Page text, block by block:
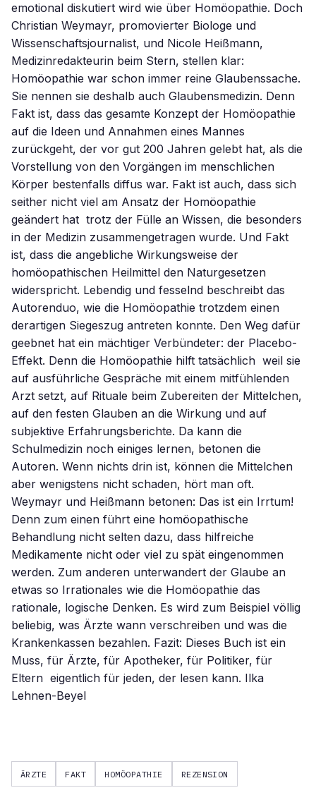
emotional diskutiert wird wie über Homöopathie. Doch
Christian Weymayr, promovierter Biologe und
Wissenschaftsjournalist, und Nicole Heißmann,
Medizinredakteurin beim Stern, stellen klar:
Homöopathie war schon immer reine Glaubenssache.
Sie nennen sie deshalb auch Glaubensmedizin. Denn
Fakt ist, dass das gesamte Konzept der Homöopathie
auf die Ideen und Annahmen eines Mannes
zurückgeht, der vor gut 200 Jahren gelebt hat, als die
Vorstellung von den Vorgängen im menschlichen
Körper bestenfalls diffus war. Fakt ist auch, dass sich
seither nicht viel am Ansatz der Homöopathie
geändert hat  trotz der Fülle an Wissen, die besonders
in der Medizin zusammengetragen wurde. Und Fakt
ist, dass die angebliche Wirkungsweise der
homöopathischen Heilmittel den Naturgesetzen
widerspricht. Lebendig und fesselnd beschreibt das
Autorenduo, wie die Homöopathie trotzdem einen
derartigen Siegeszug antreten konnte. Den Weg dafür
geebnet hat ein mächtiger Verbündeter: der Placebo-
Effekt. Denn die Homöopathie hilft tatsächlich  weil sie
auf ausführliche Gespräche mit einem mitfühlenden
Arzt setzt, auf Rituale beim Zubereiten der Mittelchen,
auf den festen Glauben an die Wirkung und auf
subjektive Erfahrungsberichte. Da kann die
Schulmedizin noch einiges lernen, betonen die
Autoren. Wenn nichts drin ist, können die Mittelchen
aber wenigstens nicht schaden, hört man oft.
Weymayr und Heißmann betonen: Das ist ein Irrtum!
Denn zum einen führt eine homöopathische
Behandlung nicht selten dazu, dass hilfreiche
Medikamente nicht oder viel zu spät eingenommen
werden. Zum anderen unterwandert der Glaube an
etwas so Irrationales wie die Homöopathie das
rationale, logische Denken. Es wird zum Beispiel völlig
beliebig, was Ärzte wann verschreiben und was die
Krankenkassen bezahlen. Fazit: Dieses Buch ist ein
Muss, für Ärzte, für Apotheker, für Politiker, für
Eltern  eigentlich für jeden, der lesen kann. Ilka
Lehnen-Beyel
ÄRZTE FAKT HOMÖOPATHIE REZENSION